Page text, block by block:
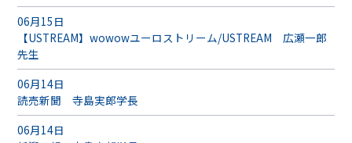
06月15日
【USTREAM】wowowユーロストリーム/USTREAM 広瀬一郎
先生
06月14日
読売新聞 寺島実郎学長
06月14日